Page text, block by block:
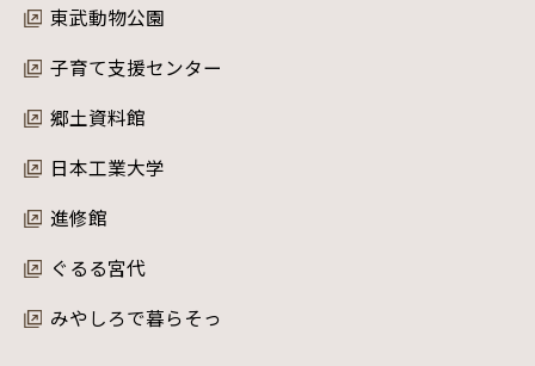
東武動物公園
子育て支援センター
郷土資料館
日本工業大学
進修館
ぐるる宮代
みやしろで暮らそっ